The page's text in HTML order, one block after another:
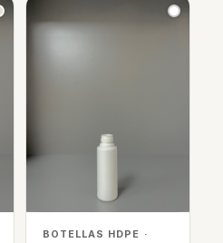
BOTELLAS HDPE ·